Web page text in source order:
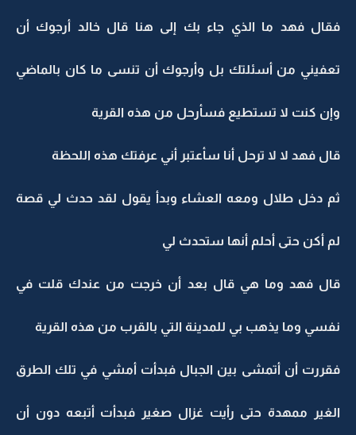
فقال فهد ما الذي جاء بك إلى هنا قال خالد أرجوك أن
تعفيني من أسئلتك بل وأرجوك أن تنسى ما كان بالماضي
وإن كنت لا تستطيع فسأرحل من هذه القرية
قال فهد لا لا ترحل أنا سأعتبر أني عرفتك هذه اللحظة
ثم دخل طلال ومعه العشاء وبدأ يقول لقد حدث لي قصة
لم أكن حتى أحلم أنها ستحدث لي
قال فهد وما هي قال بعد أن خرجت من عندك قلت في
نفسي وما يذهب بي للمدينة التي بالقرب من هذه القرية
فقررت أن أتمشى بين الجبال فبدأت أمشي في تلك الطرق
الغير ممهدة حتى رأيت غزال صغير فبدأت أتبعه دون أن